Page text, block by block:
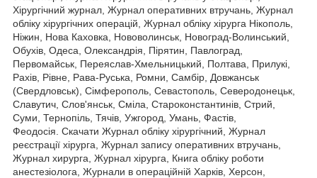
Хірургічний журнал, Журнал оперативних втручань, Журнал
обліку хірургічних операцій, Журнал обліку хірурга Нікополь,
Ніжин, Нова Каховка, Нововолинськ, Новоград-Волинський,
Обухів, Одеса, Олександрія, Пірятин, Павлоград,
Первомайськ, Переяслав-Хмельницький, Полтава, Прилукі,
Рахів, Рівне, Рава-Руська, Ромни, Самбір, Довжанськ
(Свердловськ), Сімферополь, Севастополь, Северодонецьк,
Славутич, Слов'янськ, Сміла, Староконстантинів, Стрий,
Суми, Тернопіль, Тячів, Ужгород, Умань, Фастів,
Феодосія. Скачати Журнал обліку хірургічний, Журнал
реєстрації хірурга, Журнал запису оперативних втручань,
Журнал хирурга, Журнал хірурга, Книга обліку роботи
анестезіолога, Журнали в операційній Харків, Херсон,